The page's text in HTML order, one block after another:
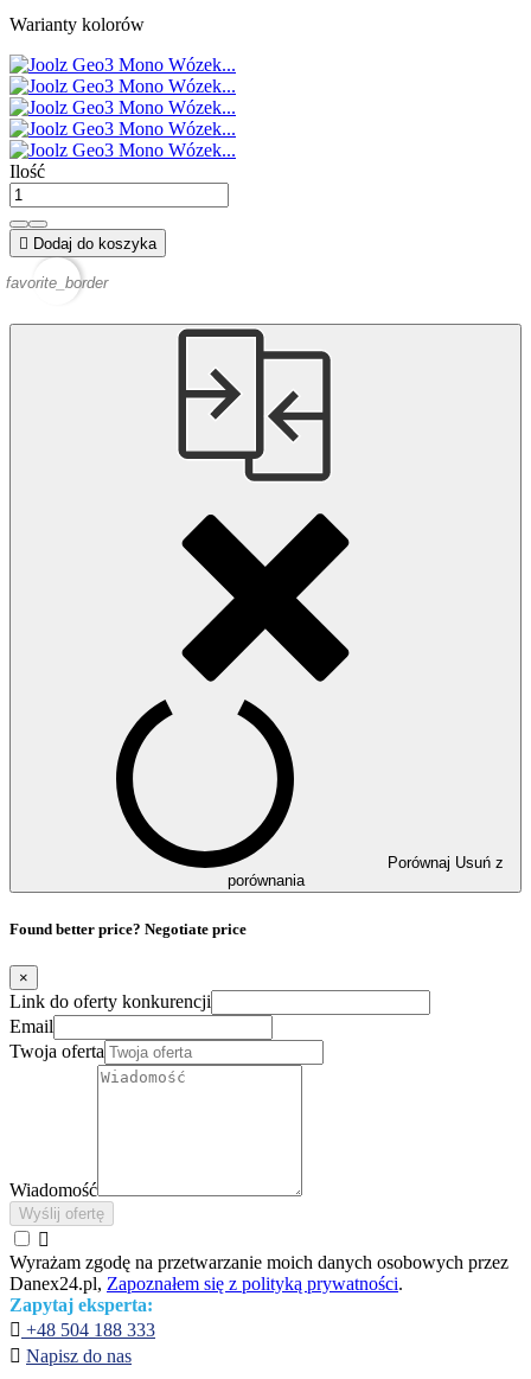
Warianty kolorów
Ilość
 Dodaj do koszyka
favorite_border
Porównaj Usuń z
porównania
Found better price? Negotiate price
×
Link do oferty konkurencji
Email
Twoja oferta
Wiadomość
Wyślij ofertę

Wyrażam zgodę na przetwarzanie moich danych osobowych przez
Danex24.pl, Zapoznałem się z polityką prywatności.
Zapytaj eksperta:
 +48 504 188 333
 Napisz do nas